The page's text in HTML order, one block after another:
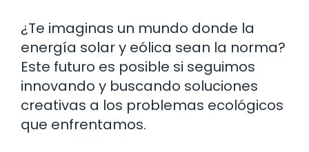
¿Te imaginas un mundo donde la
energía solar y eólica sean la norma?
Este futuro es posible si seguimos
innovando y buscando soluciones
creativas a los problemas ecológicos
que enfrentamos.